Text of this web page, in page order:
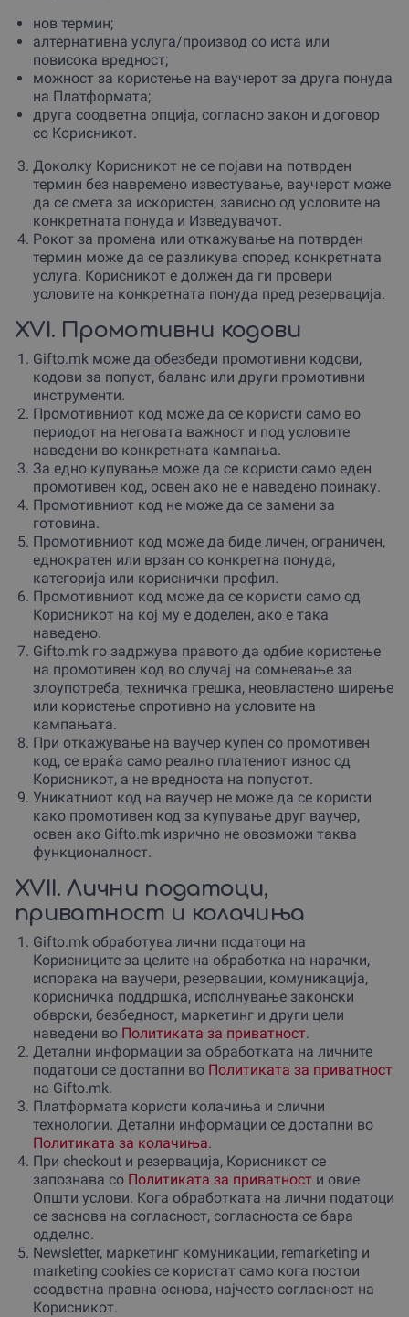
нов термин;
алтернативна услуга/производ со иста или
повисока вредност;
можност за користење на ваучерот за друга понуда
на Платформата;
друга соодветна опција, согласно закон и договор
со Корисникот.
Доколку Корисникот не се појави на потврден
термин без навремено известување, ваучерот може
да се смета за искористен, зависно од условите на
конкретната понуда и Изведувачот.
Рокот за промена или откажување на потврден
термин може да се разликува според конкретната
услуга. Корисникот е должен да ги провери
условите на конкретната понуда пред резервација.
XVI. Промотивни кодови
Gifto.mk може да обезбеди промотивни кодови,
кодови за попуст, баланс или други промотивни
инструменти.
Промотивниот код може да се користи само во
периодот на неговата важност и под условите
наведени во конкретната кампања.
За едно купување може да се користи само еден
промотивен код, освен ако не е наведено поинаку.
Промотивниот код не може да се замени за
готовина.
Промотивниот код може да биде личен, ограничен,
еднократен или врзан со конкретна понуда,
категорија или кориснички профил.
Промотивниот код може да се користи само од
Корисникот на кој му е доделен, ако е така
наведено.
Gifto.mk го задржува правото да одбие користење
на промотивен код во случај на сомневање за
злоупотреба, техничка грешка, неовластено ширење
или користење спротивно на условите на
кампањата.
При откажување на ваучер купен со промотивен
код, се враќа само реално платениот износ од
Корисникот, а не вредноста на попустот.
Уникатниот код на ваучер не може да се користи
како промотивен код за купување друг ваучер,
освен ако Gifto.mk изрично не овозможи таква
функционалност.
XVII. Лични податоци,
приватност и колачиња
Gifto.mk обработува лични податоци на
Корисниците за целите на обработка на нарачки,
испорака на ваучери, резервации, комуникација,
корисничка поддршка, исполнување законски
обврски, безбедност, маркетинг и други цели
наведени во Политиката за приватност.
Детални информации за обработката на личните
податоци се достапни во Политиката за приватност
на Gifto.mk.
Платформата користи колачиња и слични
технологии. Детални информации се достапни во
Политиката за колачиња.
При checkout и резервација, Корисникот се
запознава со Политиката за приватност и овие
Општи услови. Кога обработката на лични податоци
се заснова на согласност, согласноста се бара
одделно.
Newsletter, маркетинг комуникации, remarketing и
marketing cookies се користат само кога постои
соодветна правна основа, најчесто согласност на
Корисникот.